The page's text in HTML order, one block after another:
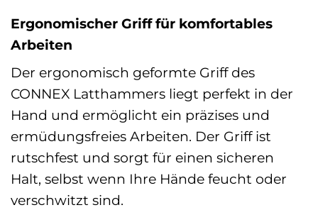
Ergonomischer Griff für komfortables
Arbeiten
Der ergonomisch geformte Griff des
CONNEX Latthammers liegt perfekt in der
Hand und ermöglicht ein präzises und
ermüdungsfreies Arbeiten. Der Griff ist
rutschfest und sorgt für einen sicheren
Halt, selbst wenn Ihre Hände feucht oder
verschwitzt sind.